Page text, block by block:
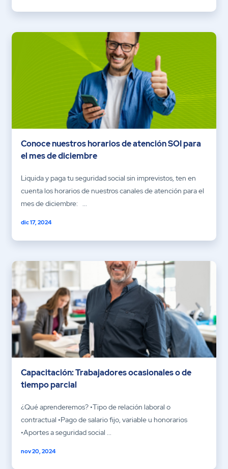
Conoce nuestros horarios de atención SOI para
el mes de diciembre
Liquida y paga tu seguridad social sin imprevistos, ten en
cuenta los horarios de nuestros canales de atención para el
mes de diciembre: ...
dic 17, 2024
Capacitación: Trabajadores ocasionales o de
tiempo parcial
¿Qué aprenderemos? •Tipo de relación laboral o
contractual •Pago de salario fijo, variable u honorarios
•Aportes a seguridad social ...
nov 20, 2024